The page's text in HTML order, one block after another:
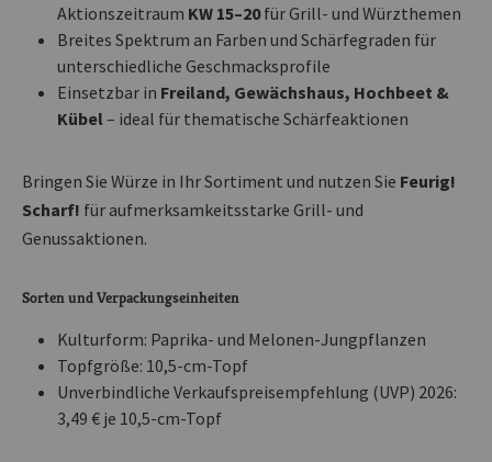
Aktionszeitraum KW 15–20für Grill- und Würzthemen
Breites Spektrum an Farben und Schärfegraden für
unterschiedliche Geschmacksprofile
Einsetzbar in Freiland, Gewächshaus, Hochbeet &
Kübel– ideal für thematische Schärfeaktionen
Bringen Sie Würze in Ihr Sortiment und nutzen Sie Feurig!
Scharf! für aufmerksamkeitsstarke Grill- und
Genussaktionen.
Sorten und Verpackungseinheiten
Kulturform: Paprika- und Melonen-Jungpflanzen
Topfgröße: 10,5-cm-Topf
Unverbindliche Verkaufspreisempfehlung (UVP) 2026:
3,49 € je 10,5-cm-Topf